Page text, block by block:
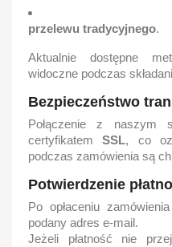
przelewu tradycyjnego.
Aktualnie dostępne
widoczne podczas
Bezpieczeństwo
Połączenie z naszym
certyfikatemSSL, co
podczas zamówienia są
Potwierdzenie
Po opłaceniu
podany adres e-mail.
Jeżeli płatność nie